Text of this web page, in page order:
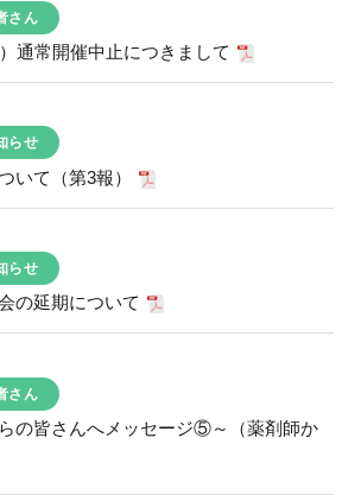
さん
通常開催中止につきまして
らせ
いて（第3報）
らせ
の延期について
さん
の皆さんへメッセージ⑤～（薬剤師か